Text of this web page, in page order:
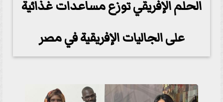
الحلم الإفريقي توزع مساعدات غذائية
على الجاليات الإفريقية في مصر